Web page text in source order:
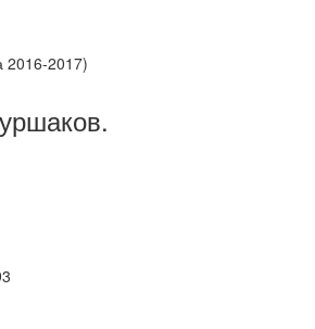
2016-2017)
.